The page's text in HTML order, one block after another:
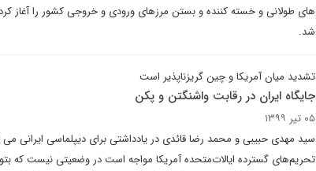
های طولانی و خسته کننده و بستن مرزهای ورودی و خروجی کشور را آغاز
شد.
تشدید میان آمریکا و چین گریزناپذیر است
جایگاه ایران در رقابت واشنگتن و پکن
۰۵ تیر ۱۳۹۹
سید مهدی حبیبی و محمد رضا قائدی در یادداشتی برای دیپلماسی ایرانی
تحریم‌های گسترده ایالات‌متحده آمریکا مواجه است در وضعیتی نیست که